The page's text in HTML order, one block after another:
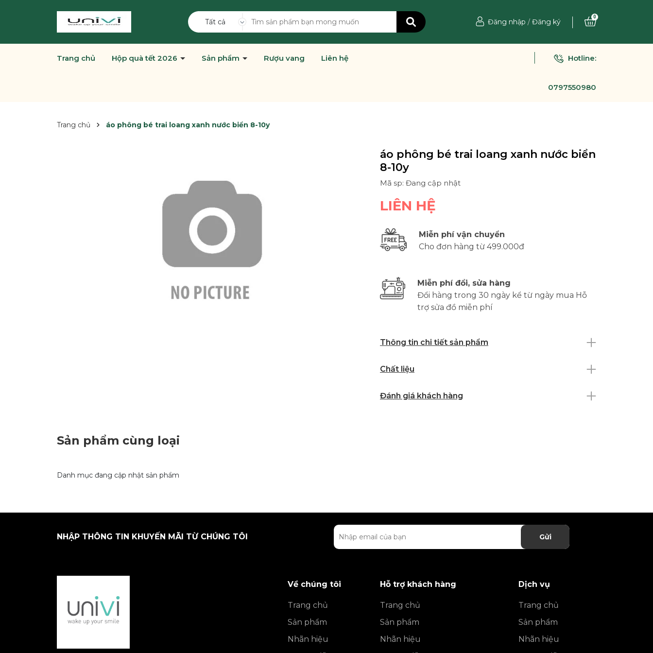
Tất cả Đăng nhập / Đăng ký
0
Trang chủ Hộp quà tết 2026 Sản phẩm Rượu vang Liên hệ Hotline:
0797550980
Trang chủ áo phông bé trai loang xanh nước biển 8-10y
áo phông bé trai loang xanh nước biển
8-10y
Mã sp: Đang cập nhật
LIÊN HỆ
Miễn phí vận chuyển
Cho đơn hàng từ 499.000đ
Miễn phí đổi, sửa hàng
Đổi hàng trong 30 ngày kể từ ngày mua Hỗ
trợ sửa đồ miễn phí
Thông tin chi tiết sản phẩm
Chất liệu
Đánh giá khách hàng
Sản phẩm cùng loại
Danh mục đang cập nhật sản phẩm
NHẬP THÔNG TIN KHUYẾN MÃI TỪ CHÚNG TÔI Gửi
Về chúng tôi
Trang chủ
Sản phẩm
Nhãn hiệu
Hỗ trợ khách hàng
Trang chủ
Sản phẩm
Nhãn hiệu
Dịch vụ
Trang chủ
Sản phẩm
Nhãn hiệu